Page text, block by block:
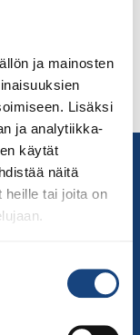
ja mainosten
Lisäksi
ja analytiikka-
käytät
näitä
heille tai joita on
järjestelyistä
kahvia